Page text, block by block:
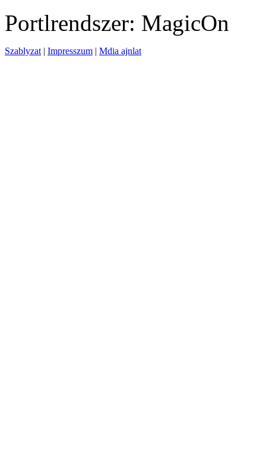
Portlrendszer: MagicOn
Szablyzat | Impresszum | Mdia ajnlat